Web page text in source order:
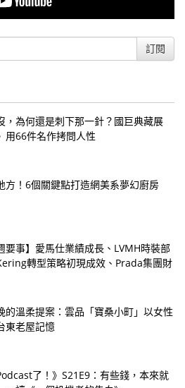
訂閱
，為何還是刺下那一針？國巨典藏展
用66件名作拷問人性
方！6個關鍵點打造網美系夢幻廚房
要事】愛馬仕業績成長、LVMH時裝部
轉型策略初現成效、Prada集團財
的溫柔提案：雲品「寶桑小町」以女性
東老屋記憶
了！》S21E9：有些錢，本來就